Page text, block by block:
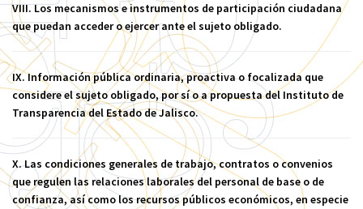
VIII. Los mecanismos e instrumentos de participación ciudadana
que puedan acceder o ejercer ante el sujeto obligado.
IX. Información pública ordinaria, proactiva o focalizada que
considere el sujeto obligado, por sí o a propuesta del Instituto de
Transparencia del Estado de Jalisco.
X. Las condiciones generales de trabajo, contratos o convenios
que regulen las relaciones laborales del personal de base o de
confianza, así como los recursos públicos económicos, en especie